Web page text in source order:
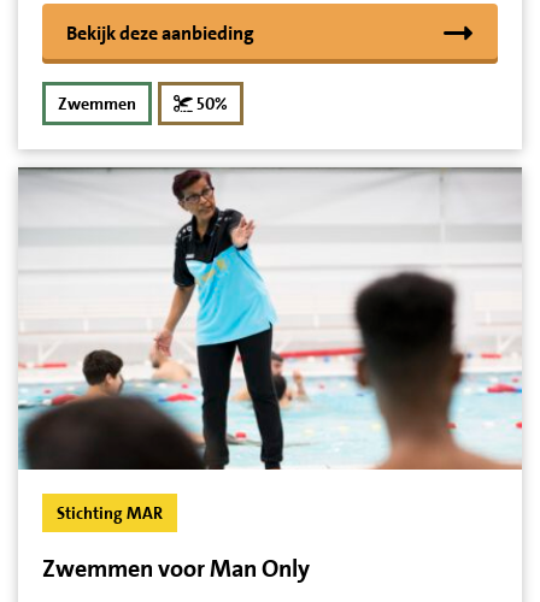
Bekijk deze aanbieding
Zwemmen 50%
Stichting MAR
Zwemmen voor Man Only